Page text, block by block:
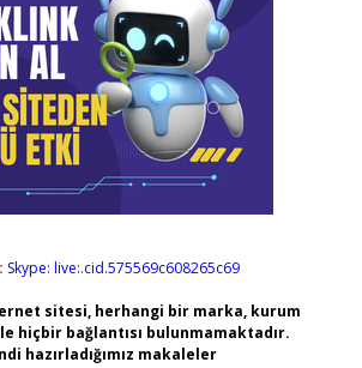
Skype: live:.cid.575569c608265c69
sitesi, herhangi bir marka, kurum
hiçbir bağlantısı bulunmamaktadır.
hazırladığımız makaleler